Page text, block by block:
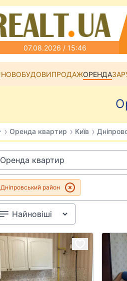
07.08.2026 / 15:46
НОВОБУДОВИПРОДАЖОРЕНДА
› Оренда квартир › Київ ›
Дніпровський район